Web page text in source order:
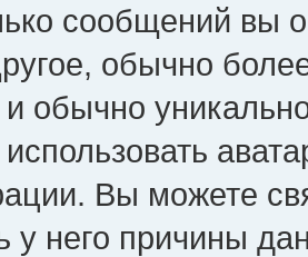
сообщений вы
обычно
и обычно
Вы можете
у него причины